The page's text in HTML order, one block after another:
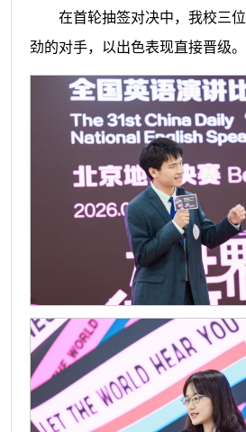
在首轮抽签对决中，我校三
劲的对手，以出色表现直接晋级。